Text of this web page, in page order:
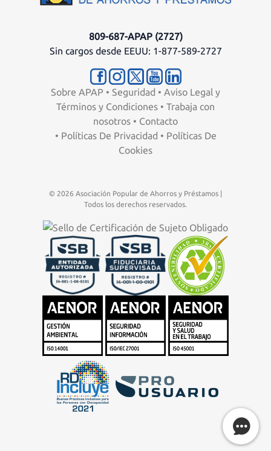
809-687-APAP (2727)
Sin cargos desde EEUU: 1-877-589-2727
Sobre APAP • Seguridad • Aviso Legal y
Términos y Condiciones • Trabaja con
nosotros • Contacto
• Políticas De Privacidad • Políticas De
Cookies
© 2026 Asociación Popular de Ahorros y Préstamos |
Todos los derechos reservados.